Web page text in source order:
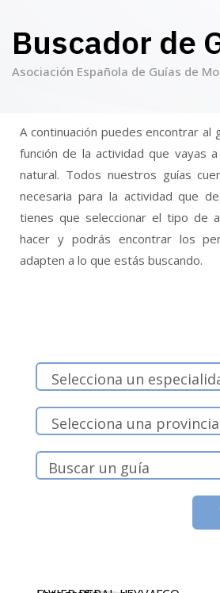
Buscador de
Asociación Española de Guías de
A continuación puedes encontrar al
función de la actividad que vayas
natural. Todos nuestros guías
necesaria para la actividad que
tienes que seleccionar el tipo de
hacer y podrás encontrar los
adapten a lo que estás buscando.